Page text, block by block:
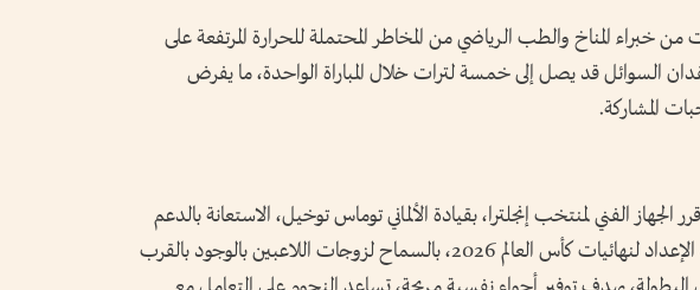
خبراء المناخ والطب الرياضي من المخاطر المحتملة للحرارة المرتفعة على
السوائل قد يصل إلى خمسة لترات خلال المباراة الواحدة، ما يفرض
المشاركة.
الفني لمنتخب إنجلترا، بقيادة الألماني توماس توخيل، الاستعانة بالدعم
العائلي مبكراً خلال فترة الإعداد لنهائيات كأس العالم 2026، بالسماح لزوجات اللاعبين بالوجود بالقرب